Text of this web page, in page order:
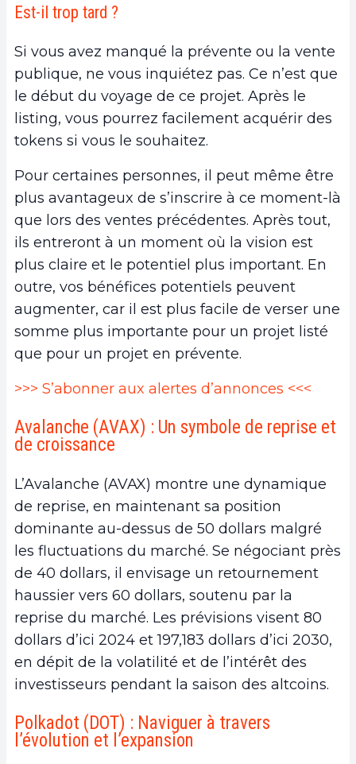
Est-il trop tard ?
Si vous avez manqué la prévente ou la vente
publique, ne vous inquiétez pas. Ce n’est que
le début du voyage de ce projet. Après le
listing, vous pourrez facilement acquérir des
tokens si vous le souhaitez.
Pour certaines personnes, il peut même être
plus avantageux de s’inscrire à ce moment-là
que lors des ventes précédentes. Après tout,
ils entreront à un moment où la vision est
plus claire et le potentiel plus important. En
outre, vos bénéfices potentiels peuvent
augmenter, car il est plus facile de verser une
somme plus importante pour un projet listé
que pour un projet en prévente.
>>> S’abonner aux alertes d’annonces <<<
Avalanche (AVAX) : Un symbole de reprise et
de croissance
L’Avalanche (AVAX) montre une dynamique
de reprise, en maintenant sa position
dominante au-dessus de 50 dollars malgré
les fluctuations du marché. Se négociant près
de 40 dollars, il envisage un retournement
haussier vers 60 dollars, soutenu par la
reprise du marché. Les prévisions visent 80
dollars d’ici 2024 et 197,183 dollars d’ici 2030,
en dépit de la volatilité et de l’intérêt des
investisseurs pendant la saison des altcoins.
Polkadot (DOT) : Naviguer à travers
l’évolution et l’expansion